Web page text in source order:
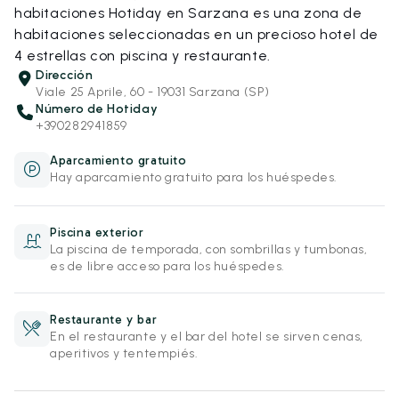
habitaciones Hotiday en Sarzana es una zona de
habitaciones seleccionadas en un precioso hotel de
4 estrellas con piscina y restaurante.
Dirección
Viale 25 Aprile, 60 - 19031 Sarzana (SP)
Número de Hotiday
+390282941859
Aparcamiento gratuito
Hay aparcamiento gratuito para los huéspedes.
Piscina exterior
La piscina de temporada, con sombrillas y tumbonas,
es de libre acceso para los huéspedes.
Restaurante y bar
En el restaurante y el bar del hotel se sirven cenas,
aperitivos y tentempiés.